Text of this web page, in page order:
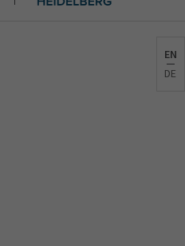
EN
DE